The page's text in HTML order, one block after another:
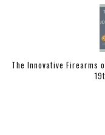
The Innovative Firearms